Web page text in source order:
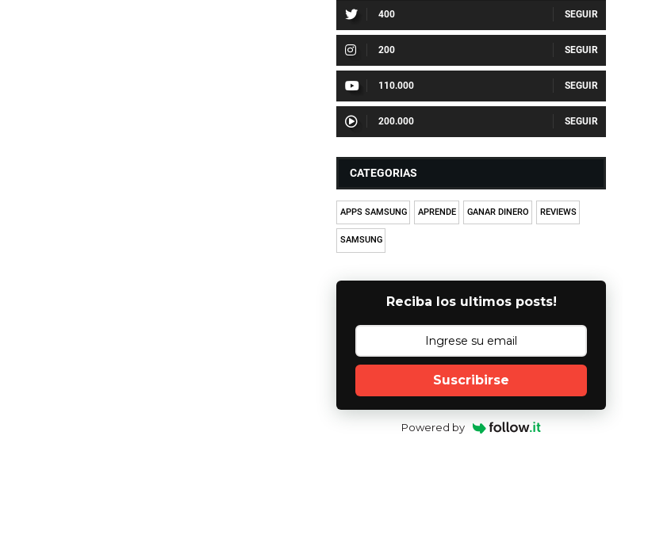
400
200
110.000
200.000
CATEGORIAS
APPS SAMSUNG APRENDE GANAR DINERO REVIEWS
SAMSUNG
Reciba los ultimos posts!
Suscribirse
Powered by